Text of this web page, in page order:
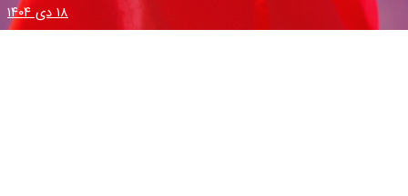
۱۸ دی ۱۴۰۴